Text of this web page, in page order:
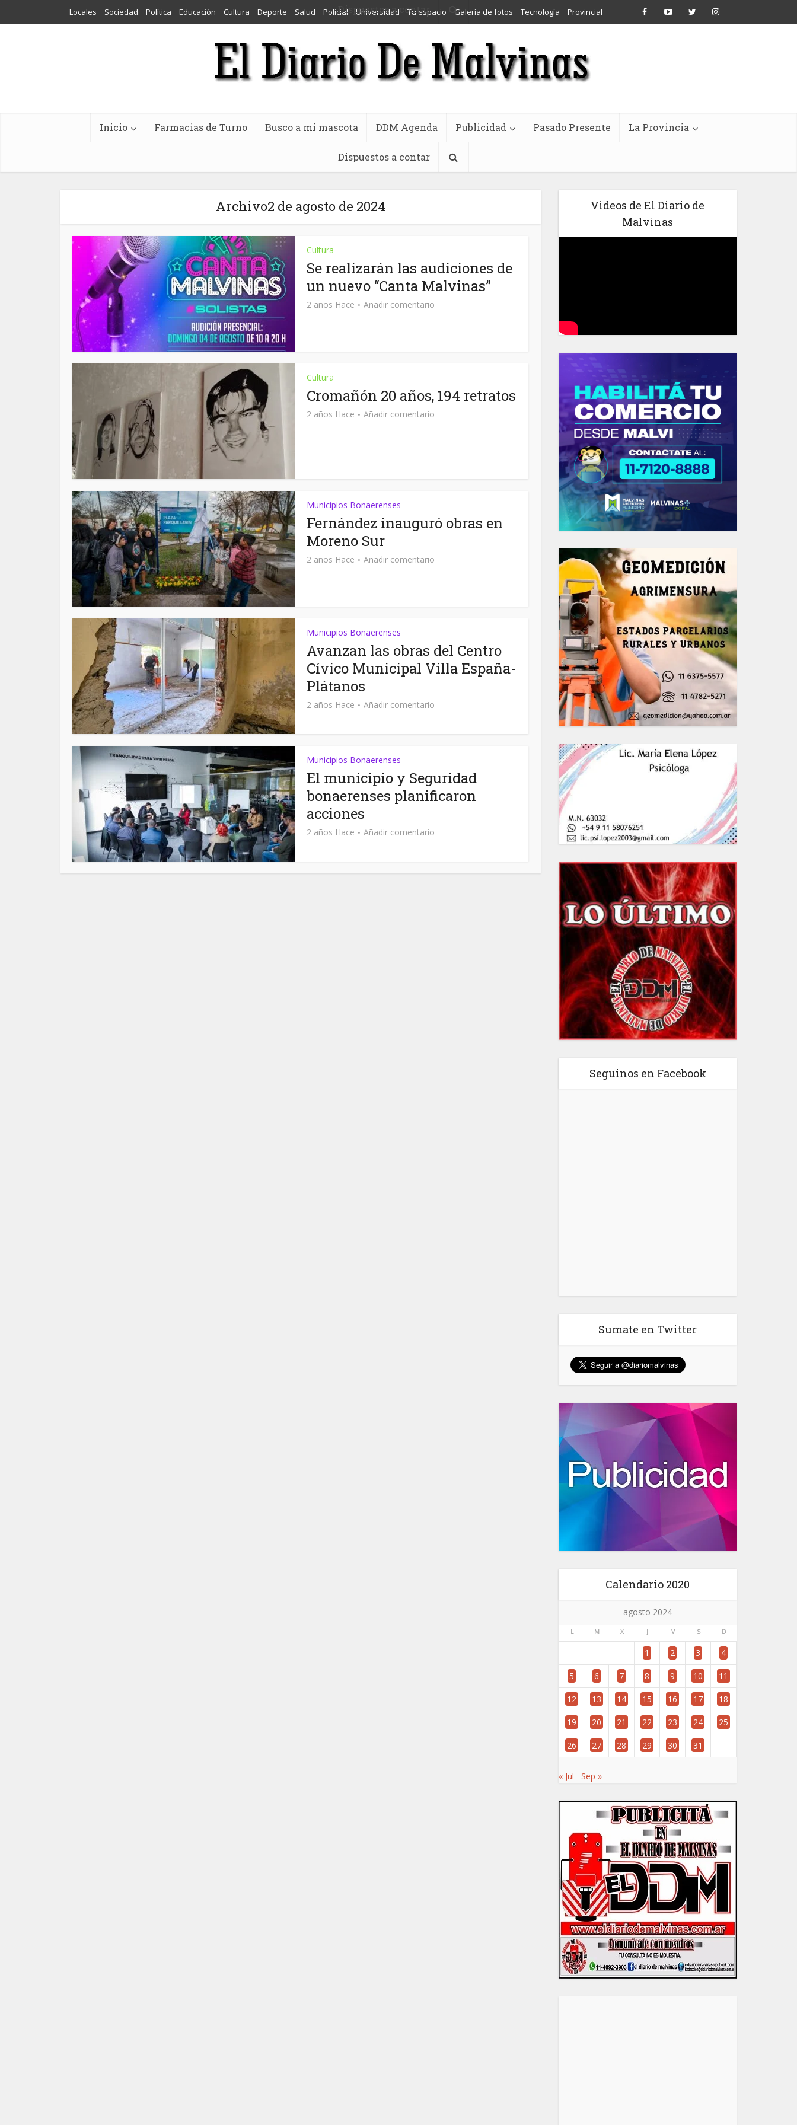
Dispuestos a contar
Locales Sociedad Política Educación Cultura Deporte Salud Policial Universidad Tu espacio Galería de fotos Tecnología Provincial
Inicio Farmacias de Turno Busco a mi mascota DDM Agenda Publicidad Pasado Presente La Provincia
Dispuestos a contar
Archivo2 de agosto de 2024
Cultura
Se realizarán las audiciones de
un nuevo “Canta Malvinas”
2 años Hace Añadir comentario
Cultura
Cromañón 20 años, 194 retratos
2 años Hace Añadir comentario
Municipios Bonaerenses
Fernández inauguró obras en
Moreno Sur
2 años Hace Añadir comentario
Municipios Bonaerenses
Avanzan las obras del Centro
Cívico Municipal Villa España-
Plátanos
2 años Hace Añadir comentario
Municipios Bonaerenses
El municipio y Seguridad
bonaerenses planificaron
acciones
2 años Hace Añadir comentario
Videos de El Diario de
Malvinas
Seguinos en Facebook
Sumate en Twitter
Calendario 2020
agosto 2024
L M X J V S D
1 2 3 4
5 6 7 8 9 10 11
12 13 14 15 16 17 18
19 20 21 22 23 24 25
26 27 28 29 30 31
« Jul Sep »